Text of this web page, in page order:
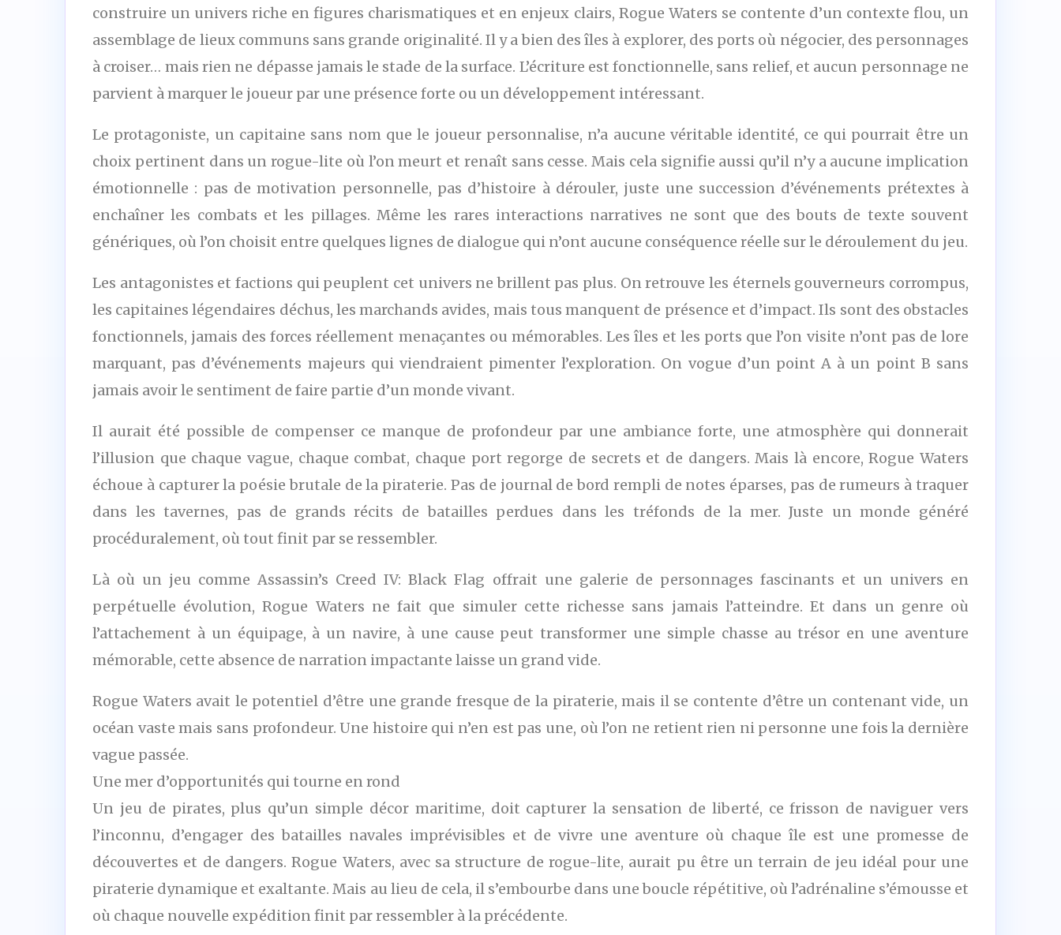
construire un univers riche en figures charismatiques et en enjeux clairs, Rogue Waters se contente d’un contexte flou, un
assemblage de lieux communs sans grande originalité. Il y a bien des îles à explorer, des ports où négocier, des personnages
à croiser… mais rien ne dépasse jamais le stade de la surface. L’écriture est fonctionnelle, sans relief, et aucun personnage ne
parvient à marquer le joueur par une présence forte ou un développement intéressant.
Le protagoniste, un capitaine sans nom que le joueur personnalise, n’a aucune véritable identité, ce qui pourrait être un
choix pertinent dans un rogue-lite où l’on meurt et renaît sans cesse. Mais cela signifie aussi qu’il n’y a aucune implication
émotionnelle : pas de motivation personnelle, pas d’histoire à dérouler, juste une succession d’événements prétextes à
enchaîner les combats et les pillages. Même les rares interactions narratives ne sont que des bouts de texte souvent
génériques, où l’on choisit entre quelques lignes de dialogue qui n’ont aucune conséquence réelle sur le déroulement du jeu.
Les antagonistes et factions qui peuplent cet univers ne brillent pas plus. On retrouve les éternels gouverneurs corrompus,
les capitaines légendaires déchus, les marchands avides, mais tous manquent de présence et d’impact. Ils sont des obstacles
fonctionnels, jamais des forces réellement menaçantes ou mémorables. Les îles et les ports que l’on visite n’ont pas de lore
marquant, pas d’événements majeurs qui viendraient pimenter l’exploration. On vogue d’un point A à un point B sans
jamais avoir le sentiment de faire partie d’un monde vivant.
Il aurait été possible de compenser ce manque de profondeur par une ambiance forte, une atmosphère qui donnerait
l’illusion que chaque vague, chaque combat, chaque port regorge de secrets et de dangers. Mais là encore, Rogue Waters
échoue à capturer la poésie brutale de la piraterie. Pas de journal de bord rempli de notes éparses, pas de rumeurs à traquer
dans les tavernes, pas de grands récits de batailles perdues dans les tréfonds de la mer. Juste un monde généré
procéduralement, où tout finit par se ressembler.
Là où un jeu comme Assassin’s Creed IV: Black Flag offrait une galerie de personnages fascinants et un univers en
perpétuelle évolution, Rogue Waters ne fait que simuler cette richesse sans jamais l’atteindre. Et dans un genre où
l’attachement à un équipage, à un navire, à une cause peut transformer une simple chasse au trésor en une aventure
mémorable, cette absence de narration impactante laisse un grand vide.
Rogue Waters avait le potentiel d’être une grande fresque de la piraterie, mais il se contente d’être un contenant vide, un
océan vaste mais sans profondeur. Une histoire qui n’en est pas une, où l’on ne retient rien ni personne une fois la dernière
vague passée.
Une mer d’opportunités qui tourne en rond
Un jeu de pirates, plus qu’un simple décor maritime, doit capturer la sensation de liberté, ce frisson de naviguer vers
l’inconnu, d’engager des batailles navales imprévisibles et de vivre une aventure où chaque île est une promesse de
découvertes et de dangers. Rogue Waters, avec sa structure de rogue-lite, aurait pu être un terrain de jeu idéal pour une
piraterie dynamique et exaltante. Mais au lieu de cela, il s’embourbe dans une boucle répétitive, où l’adrénaline s’émousse et
où chaque nouvelle expédition finit par ressembler à la précédente.